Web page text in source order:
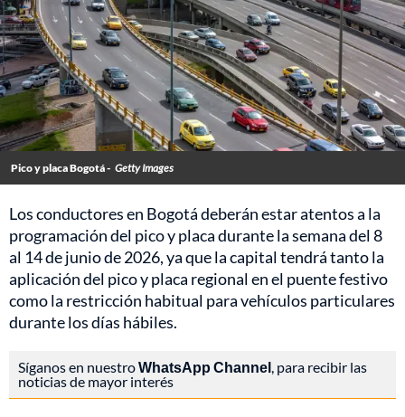
Pico y placa Bogotá - Getty Images
Los conductores en Bogotá deberán estar atentos a la
programación del pico y placa durante la semana del 8
al 14 de junio de 2026, ya que la capital tendrá tanto la
aplicación del pico y placa regional en el puente festivo
como la restricción habitual para vehículos particulares
durante los días hábiles.
Síganos en nuestroWhatsApp Channel, para recibir las
noticias de mayor interés